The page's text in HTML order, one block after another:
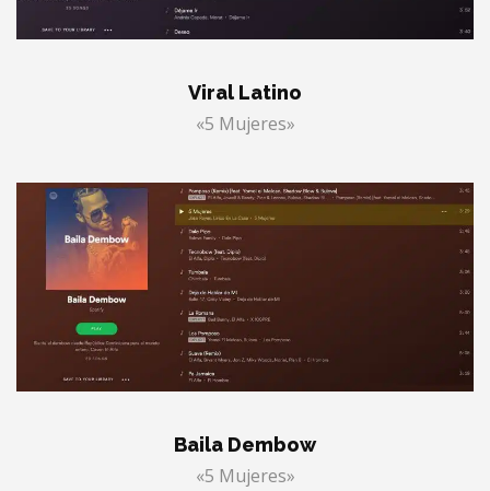
Viral Latino
«5 Mujeres»
Baila Dembow
«5 Mujeres»